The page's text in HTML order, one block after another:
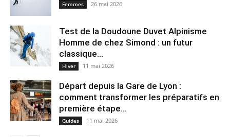
Femmes 26 mai 2026
Test de la Doudoune Duvet Alpinisme
Homme de chez Simond : un futur
classique...
Hiver 11 mai 2026
Départ depuis la Gare de Lyon :
comment transformer les préparatifs en
pre⁠mière étape...
Guides 11 mai 2026